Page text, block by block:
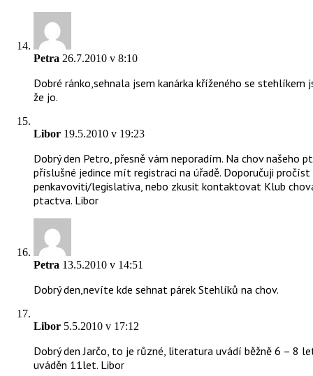
Petra 26.7.2010 v 8:10
Dobré ránko,sehnala jsem kanárka kříženého se stehlíkem
že jo.
Libor 19.5.2010 v 19:23
Dobrý den Petro, přesně vám neporadím. Na chov našeho
příslušné jedince mít registraci na úřadě. Doporučuji
penkavoviti/legislativa, nebo zkusit kontaktovat Klub
ptactva. Libor
Petra 13.5.2010 v 14:51
Dobrý den,nevíte kde sehnat párek Stehlíků na chov.
Libor 5.5.2010 v 17:12
Dobrý den Jarčo, to je různé, literatura uvádí běžně 6 – 8
uváděn 11let. Libor